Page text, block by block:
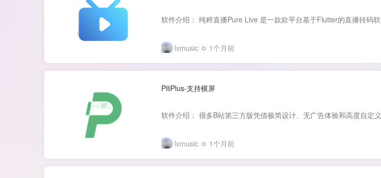
lxmusic 1个月前
PiliPlus-支持横屏
lxmusic 1个月前